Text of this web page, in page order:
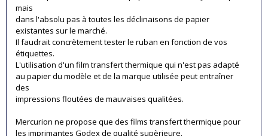
mais
dans l'absolu pas à toutes les déclinaisons de papier
existantes sur le marché.
Il faudrait concrètement tester le ruban en fonction de vos
étiquettes.
L'utilisation d'un film transfert thermique qui n'est pas adapté
au papier du modèle et de la marque utilisée peut entraîner
des
impressions floutées de mauvaises qualitées.
Mercurion ne propose que des films transfert thermique pour
les imprimantes Godex de qualité supèrieure.